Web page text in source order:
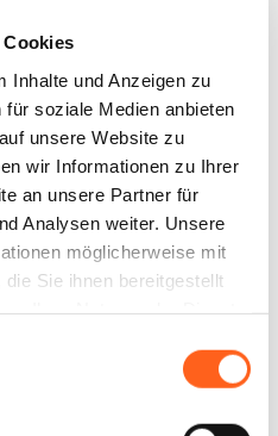
Cookies
Inhalte und Anzeigen zu
soziale Medien anbieten
unsere Website zu
wir Informationen zu Ihrer
an unsere Partner für
Analysen weiter. Unsere
möglicherweise mit
Sie ihnen bereitgestellt